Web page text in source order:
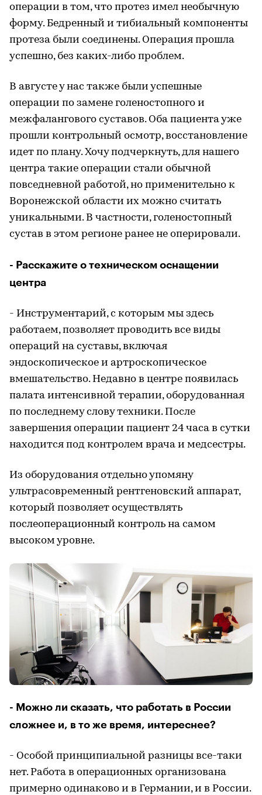
операции в том, что протез имел необычную
форму. Бедренный и тибиальный компоненты
протеза были соединены. Операция прошла
успешно, без каких-либо проблем.
В августе у нас также были успешные
операции по замене голеностопного и
межфалангового суставов. Оба пациента уже
прошли контрольный осмотр, восстановление
идет по плану. Хочу подчеркнуть, для нашего
центра такие операции стали обычной
повседневной работой, но применительно к
Воронежской области их можно считать
уникальными. В частности, голеностопный
сустав в этом регионе ранее не оперировали.
- Расскажите о техническом оснащении
центра
- Инструментарий, с которым мы здесь
работаем, позволяет проводить все виды
операций на суставы, включая
эндоскопическое и артроскопическое
вмешательство. Недавно в центре появилась
палата интенсивной терапии, оборудованная
по последнему слову техники. После
завершения операции пациент 24 часа в сутки
находится под контролем врача и медсестры.
Из оборудования отдельно упомяну
ультрасовременный рентгеновский аппарат,
который позволяет осуществлять
послеоперационный контроль на самом
высоком уровне.
- Можно ли сказать, что работать в России
сложнее и, в то же время, интереснее?
- Особой принципиальной разницы все-таки
нет. Работа в операционных организована
примерно одинаково и в Германии, и в России.